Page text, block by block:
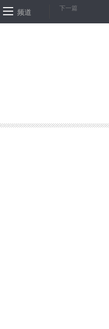
件聚焦企业家精神传递六大看点
频道 下一篇